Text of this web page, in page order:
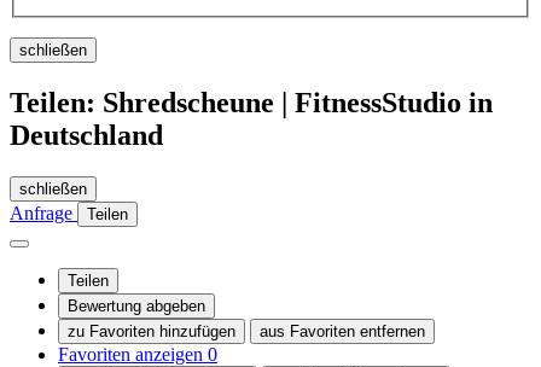
schließen
Teilen: Shredscheune | FitnessStudio in
Deutschland
schließen
Anfrage Teilen
Teilen
Bewertung abgeben
zu Favoriten hinzufügen
aus Favoriten entfernen
Favoriten anzeigen 0